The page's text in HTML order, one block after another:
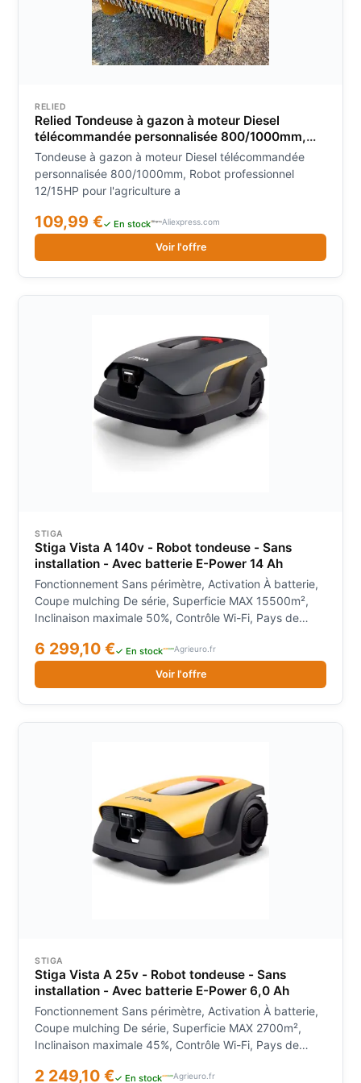
RELIED
Relied Tondeuse à gazon à moteur Diesel
télécommandée personnalisée 800/1000mm,
Robot professionnel 12/15HP pour l'agriculture a
Tondeuse à gazon à moteur Diesel télécommandée
personnalisée 800/1000mm, Robot professionnel
12/15HP pour l'agriculture a
109,99 €✓ En stock Aliexpress.com
Voir l'offre
STIGA
Stiga Vista A 140v - Robot tondeuse - Sans
installation - Avec batterie E-Power 14 Ah
Fonctionnement Sans périmètre, Activation À batterie,
Coupe mulching De série, Superficie MAX 15500m²,
Inclinaison maximale 50%, Contrôle Wi-Fi, Pays de
Gestion par App, Gestion à distance avec Alexa,
Capteur d'obstacles Anticollision, Cartographie GPS,
Multizone, Zones d'exclusion, Équipement Avec
batterie, Caméra vidéo intégrée, Cartographie visuelle,
Type de moteur Électrique à induction, Type de
Fonction Coupe-bordure Non, Type de roues Bandage
de roue en caoutchouc, Écran LCD Non
6 299,10 €✓ En stock Agrieuro.fr
Voir l'offre
STIGA
Stiga Vista A 25v - Robot tondeuse - Sans
installation - Avec batterie E-Power 6,0 Ah
Fonctionnement Sans périmètre, Activation À batterie,
Coupe mulching De série, Superficie MAX 2700m²,
Inclinaison maximale 45%, Contrôle Wi-Fi, Pays de
Gestion par App, Gestion à distance avec Alexa Non,
2 249,10 €✓ En stock Agrieuro.fr